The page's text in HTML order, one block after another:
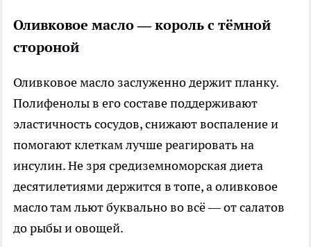
Оливковое масло — король с тёмной
стороной
Оливковое масло заслуженно держит планку.
Полифенолы в его составе поддерживают
эластичность сосудов, снижают воспаление и
помогают клеткам лучше реагировать на
инсулин. Не зря средиземноморская диета
десятилетиями держится в топе, а оливковое
масло там льют буквально во всё — от салатов
до рыбы и овощей.